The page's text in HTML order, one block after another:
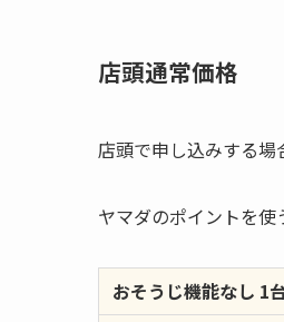
店頭通常価格
店頭で申し込みする場
ヤマダのポイントを使
おそうじ機能なし 1